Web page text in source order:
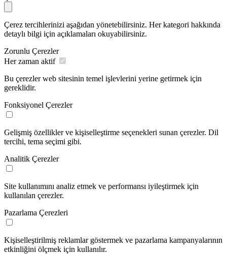
Çerez tercihlerinizi aşağıdan yönetebilirsiniz. Her kategori hakkında
detaylı bilgi için açıklamaları okuyabilirsiniz.
Zorunlu Çerezler
Her zaman aktif
Bu çerezler web sitesinin temel işlevlerini yerine getirmek için
gereklidir.
Fonksiyonel Çerezler
Gelişmiş özellikler ve kişiselleştirme seçenekleri sunan çerezler. Dil
tercihi, tema seçimi gibi.
Analitik Çerezler
Site kullanımını analiz etmek ve performansı iyileştirmek için
kullanılan çerezler.
Pazarlama Çerezleri
Kişiselleştirilmiş reklamlar göstermek ve pazarlama kampanyalarının
etkinliğini ölçmek için kullanılır.